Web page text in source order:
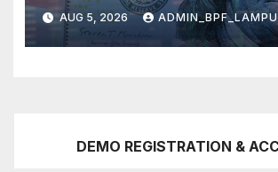
AUG 5, 2026
DEMO REGISTRATION &